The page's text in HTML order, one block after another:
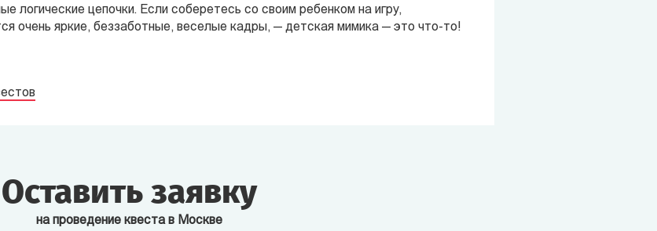
логические цепочки. Если соберетесь со своим ребенком на игру,
очень яркие, беззаботные, веселые кадры, — детская мимика — это что-то!
Оставить заявку
на проведение квеста в Москве